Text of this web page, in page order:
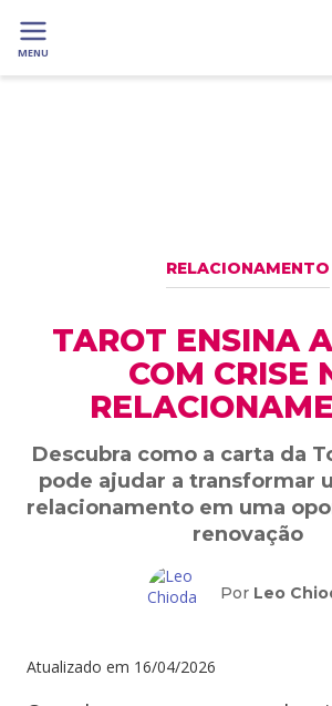
MENU
RELACIONAMENTO
TAROT ENSINA
COM CRISE
Descubra como a carta da
pode ajudar a transformar
relacionamento em uma
renovação
Por Leo
Atualizado em 16/04/2026